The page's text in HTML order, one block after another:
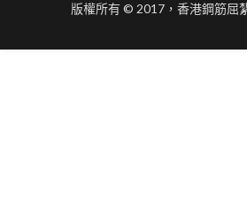
版權所有 © 2017，香港鋼筋屈